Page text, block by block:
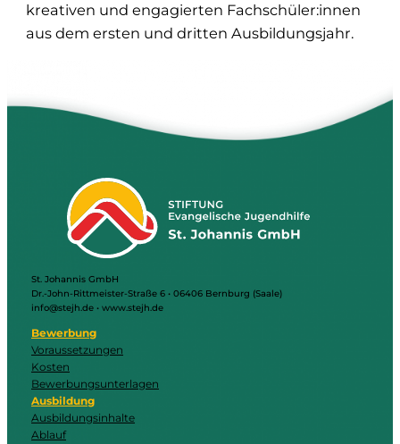
kreativen und engagierten Fachschüler:innen
aus dem ersten und dritten Ausbildungsjahr.
St. Johannis GmbH
Dr.-John-Rittmeister-Straße 6 • 06406 Bernburg (Saale)
info@stejh.de • www.stejh.de
Bewerbung
Voraussetzungen
Kosten
Bewerbungsunterlagen
Ausbildung
Ausbildungsinhalte
Ablauf